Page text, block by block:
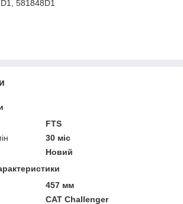
581848D1
FTS
30 міс
Новий
457 мм
CAT Challenger